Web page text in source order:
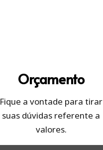
Orçamento
Fique a vontade para tirar
suas dúvidas referente a
valores.